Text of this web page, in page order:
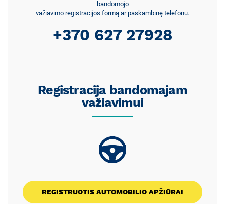
bandomojo
važiavimo registracijos formą ar paskambinę telefonu.
+370 627 27928
Registracija bandomajam
važiavimui
REGISTRUOTIS AUTOMOBILIO APŽIŪRAI